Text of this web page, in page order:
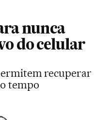
nunca
do celular
recuperar
tempo